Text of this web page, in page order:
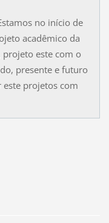
no início de
acadêmico da
este com o
presente e futuro
projetos com